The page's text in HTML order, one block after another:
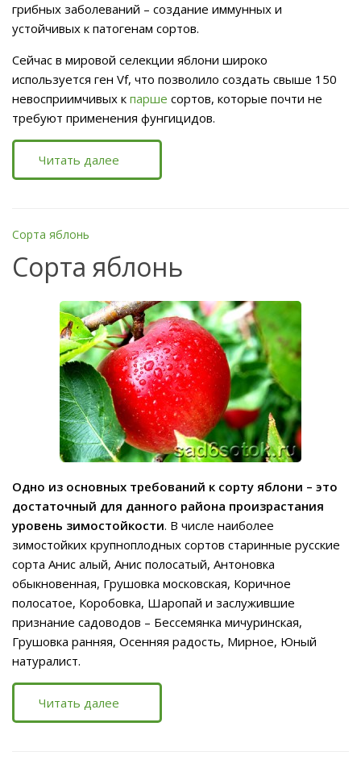
грибных заболеваний – создание иммунных и
устойчивых к патогенам сортов.
Сейчас в мировой селекции яблони широко
используется ген Vf, что позволило создать свыше 150
невосприимчивых к парше сортов, которые почти не
требуют применения фунгицидов.
Читать далее
Сорта яблонь
Сорта яблонь
Одно из основных требований к сорту яблони – это
достаточный для данного района произрастания
уровень зимостойкости. В числе наиболее
зимостойких крупноплодных сортов старинные русские
сорта Анис алый, Анис полосатый, Антоновка
обыкновенная, Грушовка московская, Коричное
полосатое, Коробовка, Шаропай и заслужившие
признание садоводов – Бессемянка мичуринская,
Грушовка ранняя, Осенняя радость, Мирное, Юный
натуралист.
Читать далее